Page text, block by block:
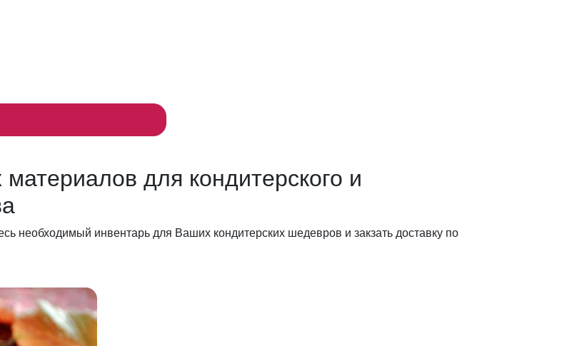
для кондитерского и
необходимый инвентарь для Ваших кондитерских шедевров и закзать доставку по